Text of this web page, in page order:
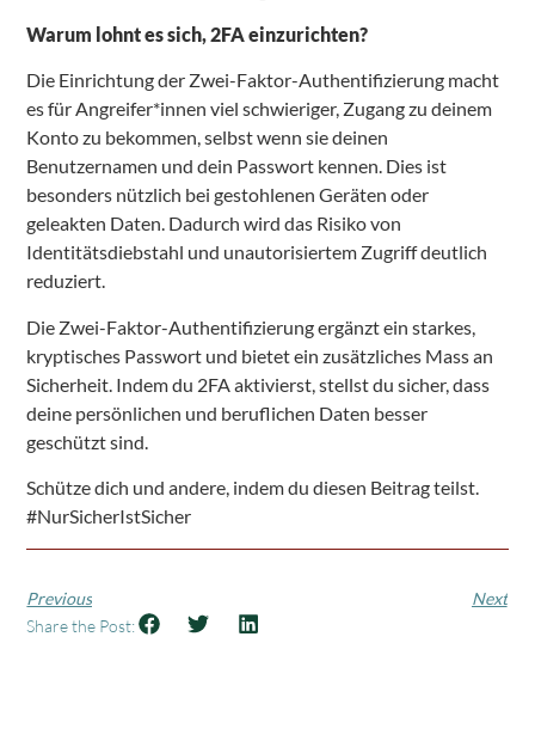
Warum lohnt es sich, 2FA einzurichten?
Die Einrichtung der Zwei-Faktor-Authentifizierung macht
es für Angreifer*innen viel schwieriger, Zugang zu deinem
Konto zu bekommen, selbst wenn sie deinen
Benutzernamen und dein Passwort kennen. Dies ist
besonders nützlich bei gestohlenen Geräten oder
geleakten Daten. Dadurch wird das Risiko von
Identitätsdiebstahl und unautorisiertem Zugriff deutlich
reduziert.
Die Zwei-Faktor-Authentifizierung ergänzt ein starkes,
kryptisches Passwort und bietet ein zusätzliches Mass an
Sicherheit. Indem du 2FA aktivierst, stellst du sicher, dass
deine persönlichen und beruflichen Daten besser
geschützt sind.
Schütze dich und andere, indem du diesen Beitrag teilst.
#NurSicherIstSicher
Previous
Next
Share the Post: